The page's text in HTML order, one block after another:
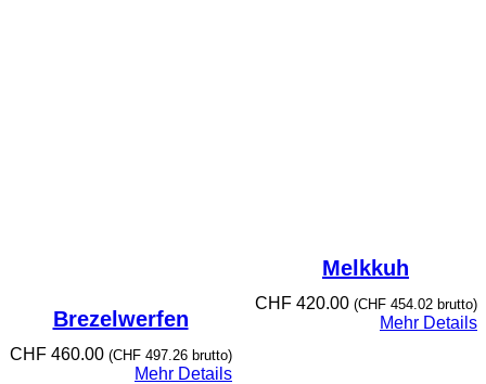
Brezelwerfen
CHF460.00 (CHF497.26brutto)
Mehr Details
Melkkuh
CHF420.00 (CHF454.02brutto)
Mehr Details